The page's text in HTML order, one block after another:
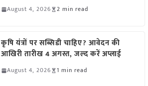
August 4, 2026 2 min read
कृषि यंत्रों पर सब्सिडी चाहिए? आवेदन की
आखिरी तारीख 4 अगस्त, जल्द करें अप्लाई
August 4, 2026 1 min read